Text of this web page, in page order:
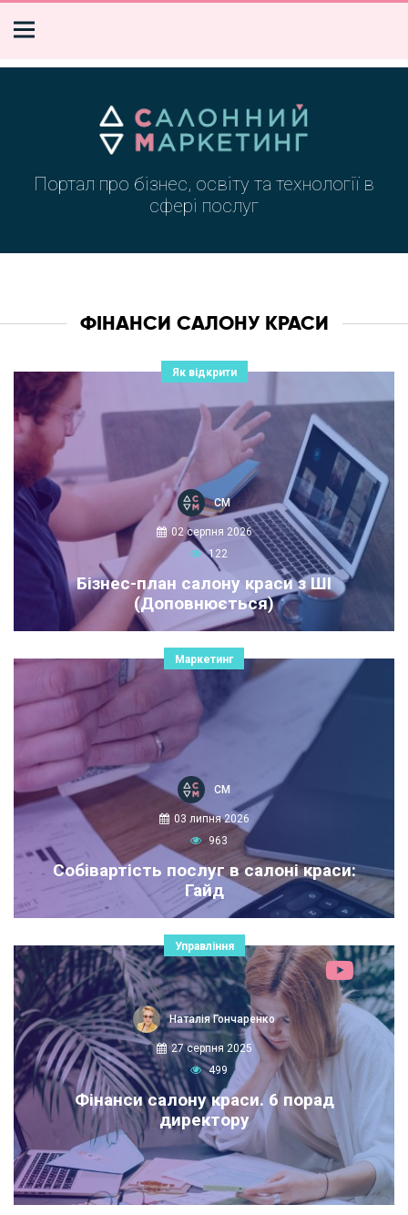
Портал про бізнес, освіту та технології в
сфері послуг
ФІНАНСИ САЛОНУ КРАСИ
Як відкрити
СМ
02 серпня 2026
122
Бізнес-план салону краси з ШІ
(Доповнюється)
Маркетинг
СМ
03 липня 2026
963
Cобівартість послуг в салоні краси:
Гайд
Управління
Наталія Гончаренко
27 серпня 2025
499
Фінанси салону краси. 6 порад
директору